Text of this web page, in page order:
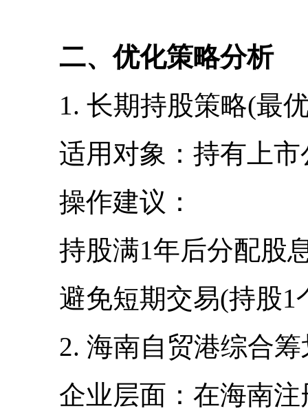
二、优化策略分析
1. 长期持股策略(最优
适用对象：持有上市
操作建议：
持股满1年后分配股息
避免短期交易(持股1
2. 海南自贸港综合筹
企业层面：在海南注